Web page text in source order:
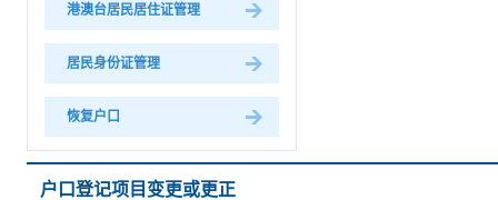
港澳台居民居住证管理
居民身份证管理
恢复户口
户口登记项目变更或更正